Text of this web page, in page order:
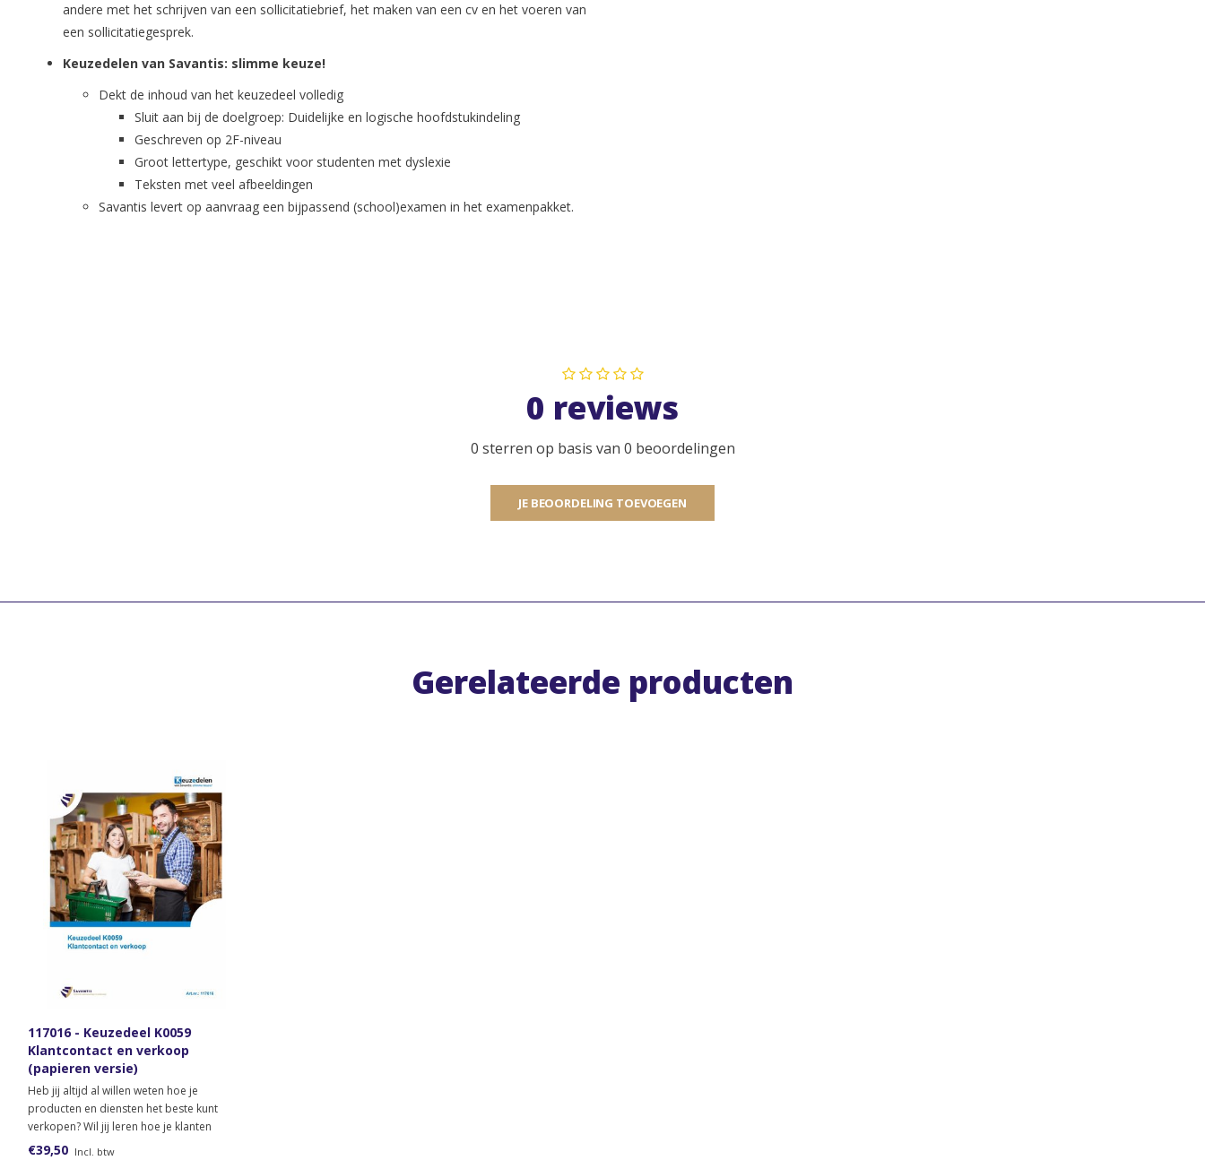
andere met het schrijven van een sollicitatiebrief, het maken van een cv en het voeren van
een sollicitatiegesprek.
Keuzedelen van Savantis: slimme keuze!
Dekt de inhoud van het keuzedeel volledig
Sluit aan bij de doelgroep: Duidelijke en logische hoofdstukindeling
Geschreven op 2F-niveau
Groot lettertype, geschikt voor studenten met dyslexie
Teksten met veel afbeeldingen
Savantis levert op aanvraag een bijpassend (school)examen in het examenpakket.
0 reviews
0 sterren op basis van 0 beoordelingen
JE BEOORDELING TOEVOEGEN
Gerelateerde producten
117016 - Keuzedeel K0059
Klantcontact en verkoop
(papieren versie)
Heb jij altijd al willen weten hoe je
producten en diensten het beste kunt
verkopen? Wil jij leren hoe je klanten
klantgericht kunt helpen en adviseren?
€39,50 Incl. btw